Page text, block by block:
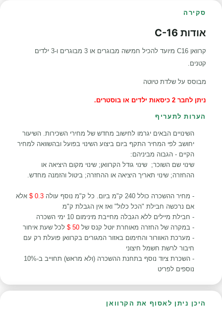
סקירה
אודות C-16
קרוואן C16 מיועד להכיל חמישה מבוגרים או 3 מבוגרים ו-3 ילדים
קטנים.
מבוסס על שלדת טיוטה
ניתן לחבר 2 כיסאות ילדים או בוסטרים.
הערות לתעריף
השינויים הבאים יגרמו לחישוב מחדש של מחירי השכירות. השיעור
יחושב לפי המחיר התקף ביום ביצוע השינוי בפועל ובהשוואה למחיר
הקיים - הגבוה מביניהם:
שינוי שם השוכר; שינוי גודל הקרוואן; שינוי מקום היציאה או
ההחזרה; שינוי תאריך היציאה או ההחזרה; ביטול והזמנה מחדש.
- מחיר ההשכרה כולל 240 ק"מ ביום. כל ק"מ נוסף עולה 0.3 $
אלא
אם נרכשה חבילת "הכל כלול" ואז אין הגבלת ק"מ
- חבילת מיילים ללא הגבלה מחייבת מינימום 10 ימי השכרה
- במקרה של החזרה מאוחרת יוטל קנס של 50 $
לכל שעת איחור
- מערכת האוורור והחימום באזור המגורים בקרוואן פועלת רק עם
חיבור לרשת חשמל חיצוני
- השכרת ציוד נוסף בתחנת ההשכרה (ולא מראש) תחוייב ב-10%
נוספים לפריט
היכן ניתן לאסוף את הקרוואן